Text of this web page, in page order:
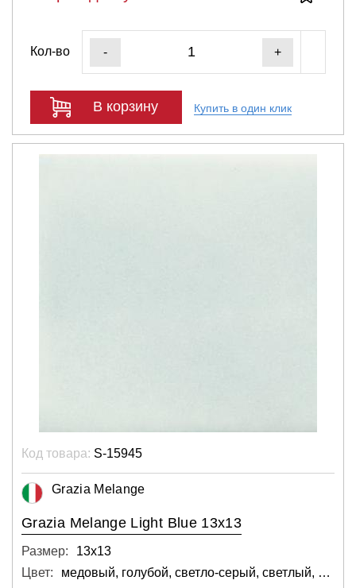
Кол-во - +
В корзину Купить в один клик
Код товара: S-15945
Grazia Melange
Grazia Melange Light Blue 13x13
Размер:
13х13
Цвет:
медовый, голубой, светло-серый, светлый, синий